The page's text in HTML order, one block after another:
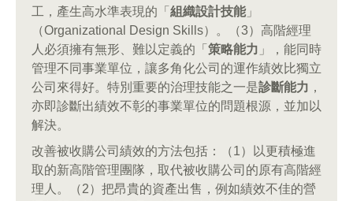
工，產生高水準表現的「 組織設計技能」
（Organizational Design Skills）。（3）高階經理
人必須擁有無形、難以定義的「 策略能力 」，能同時
管理不同事業單位，讓多角化公司的運作績效比獨立
公司來得好。特別重要的治理技能之一是診斷能力 ，
亦即診斷出績效不彰的事業單位的問題根源，並加以
解決。
改善被收購公司績效的方法包括：（1）以更積極進
取的新高階管理團隊，取代被收購公司的原有高階經
理人。（2）把昂貴的資產出售，例如績效不佳的營